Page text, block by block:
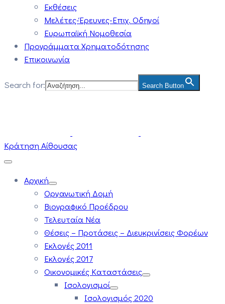
Εκθέσεις
Μελέτες-Έρευνες-Επιχ. Οδηγοί
Ευρωπαϊκή Νομοθεσία
Προγράμματα Χρηματοδότησης
Επικοινωνία
Search for: Search Button
Κράτηση Αίθουσας
Αρχική
Οργανωτική Δομή
Βιογραφικό Προέδρου
Τελευταία Νέα
Θέσεις – Προτάσεις – Διευκρινίσεις Φορέων
Εκλογές 2011
Εκλογές 2017
Οικονομικές Καταστάσεις
Ισολογισμοί
Ισολογισμός 2020